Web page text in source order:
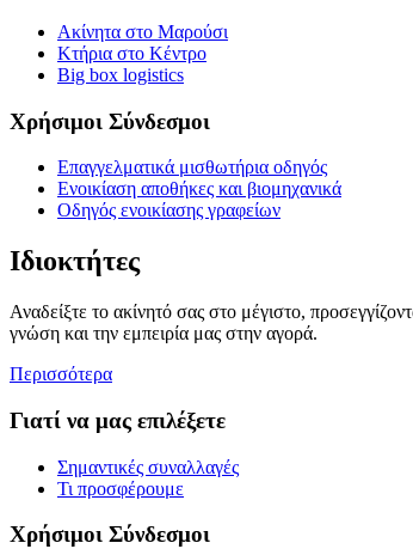
Ακίνητα στο Μαρούσι
Κτήρια στο Κέντρο
Big box logistics
Χρήσιμοι Σύνδεσμοι
Επαγγελματικά μισθωτήρια οδηγός
Ενοικίαση αποθήκες και βιομηχανικά
Οδηγός ενοικίασης γραφείων
Ιδιοκτήτες
Αναδείξτε το ακίνητό σας στο μέγιστο,
γνώση και την εμπειρία μας στην αγορά.
Περισσότερα
Γιατί να μας επιλέξετε
Σημαντικές συναλλαγές
Τι προσφέρουμε
Χρήσιμοι Σύνδεσμοι